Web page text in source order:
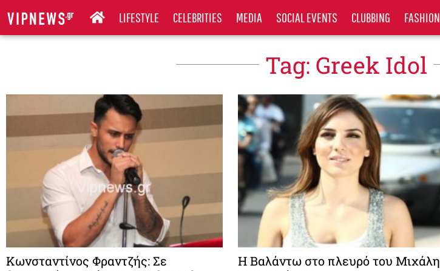
LIFESTYLE CELEBRITIES MEDIA SOCIAL EVENTS CLUBBING FASHION
Tag: Greek Idol
Κωνσταντίνος Φραντζής: Σε
Η Βαλάντω στο πλευρό του Μιχάλη